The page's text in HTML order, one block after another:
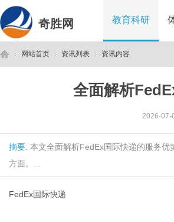
奇胜网 教育科研
网站首页 资讯列表 资讯内容
全面解析
2026-07-
摘要: 本文全面解析FedEx国际快递的服务
方面。...
FedEx国际快递